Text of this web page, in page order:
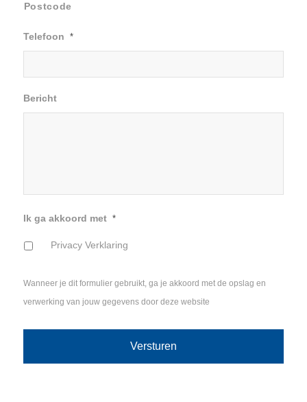
Postcode
Telefoon *
Bericht
Ik ga akkoord met *
Privacy Verklaring
Wanneer je dit formulier gebruikt, ga je akkoord met de opslag en
verwerking van jouw gegevens door deze website